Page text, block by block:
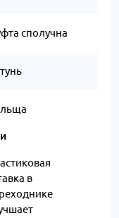
сполучна
в